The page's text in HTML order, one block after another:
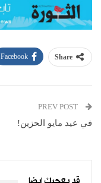
Share
Facebook
في عيد مايو الحزين!